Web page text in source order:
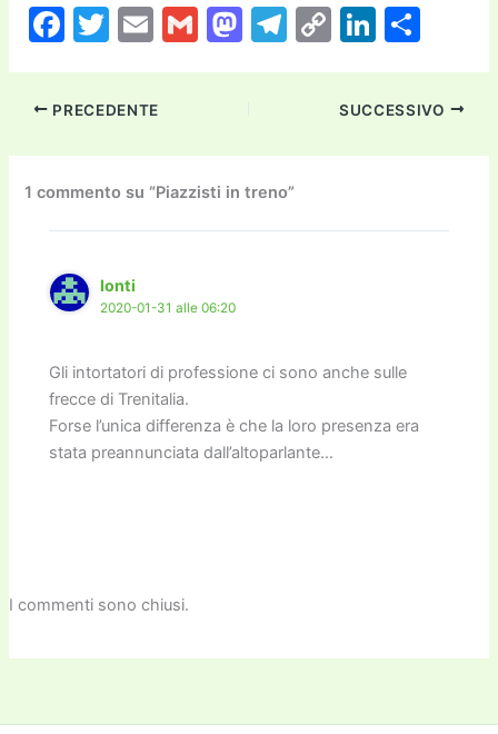
F
c
e
b
o
o
k
T
itt
er
E
ai
l
G
M
d
o
n
T
a
m
C
p
y
Li
k
Li
k
e
dI
n
di
vi
PRECEDENTE SUCCESSIVO
1 commento su “Piazzisti in treno”
Ionti
2020-01-31 alle 06:20
Gli intortatori di professione ci sono anche sulle
frecce di Trenitalia.
Forse l’unica differenza è che la loro presenza era
stata preannunciata dall’altoparlante…
I commenti sono chiusi.